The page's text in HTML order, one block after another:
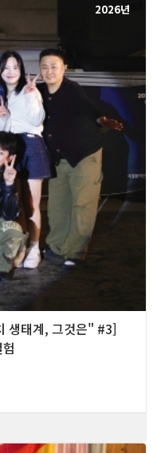
2026년
생태계, 그것은" #3]